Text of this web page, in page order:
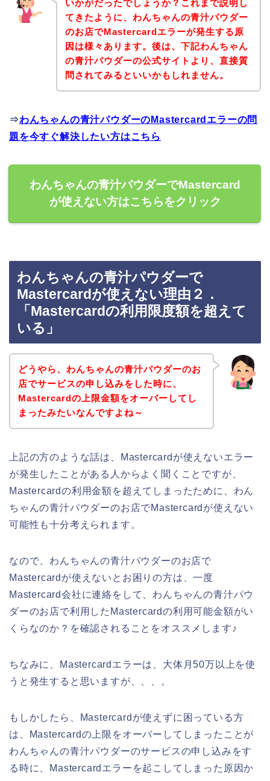
いかがだったでしょうか？これまで説明し
てきたように、わんちゃんの青汁パウダー
のお店でMastercardエラーが発生する原
因は様々あります。後は、下記わんちゃん
の青汁パウダーの公式サイトより、直接質
問されてみるといいかもしれません。
⇒わんちゃんの青汁パウダーのMastercardエラーの問
題を今すぐ解決したい方はこちら
わんちゃんの青汁パウダーでMastercard
が使えない方はこちらをクリック
わんちゃんの青汁パウダーで
Mastercardが使えない理由２．
「Mastercardの利用限度額を超えて
いる」
どうやら、わんちゃんの青汁パウダーのお
店でサービスの申し込みをした時に、
Mastercardの上限金額をオーバーしてし
まったみたいなんですよね～
上記の方のような話は、Mastercardが使えないエラー
が発生したことがある人からよく聞くことですが、
Mastercardの利用金額を超えてしまったために、わん
ちゃんの青汁パウダーのお店でMastercardが使えない
可能性も十分考えられます。
なので、わんちゃんの青汁パウダーのお店で
Mastercardが使えないとお困りの方は、一度
Mastercard会社に連絡をして、わんちゃんの青汁パウ
ダーのお店で利用したMastercardの利用可能金額がい
くらなのか？を確認されることをオススメします♪
ちなみに、Mastercardエラーは、大体月50万以上を使
うと発生すると思いますが、、、。
もしかしたら、Mastercardが使えずに困っている方
は、Mastercardの上限をオーバーしてしまったことが
わんちゃんの青汁パウダーのサービスの申し込みをす
る時に、Mastercardエラーを起こしてしまった原因か